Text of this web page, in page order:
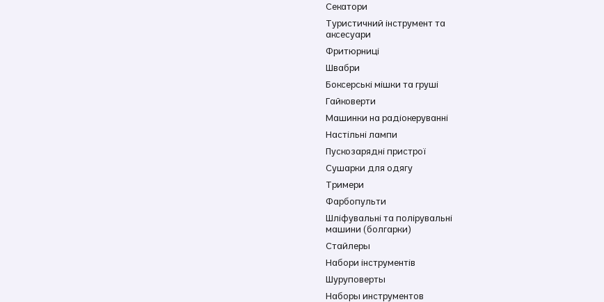
Секатори
Туристичний інструмент та
аксесуари
Фритюрниці
Швабри
Боксерські мішки та груші
Гайковерти
Машинки на радіокеруванні
Настільні лампи
Пускозарядні пристрої
Сушарки для одягу
Тримери
Фарбопульти
Шліфувальні та полірувальні
машини (болгарки)
Стайлеры
Набори інструментів
Шуруповерты
Наборы инструментов